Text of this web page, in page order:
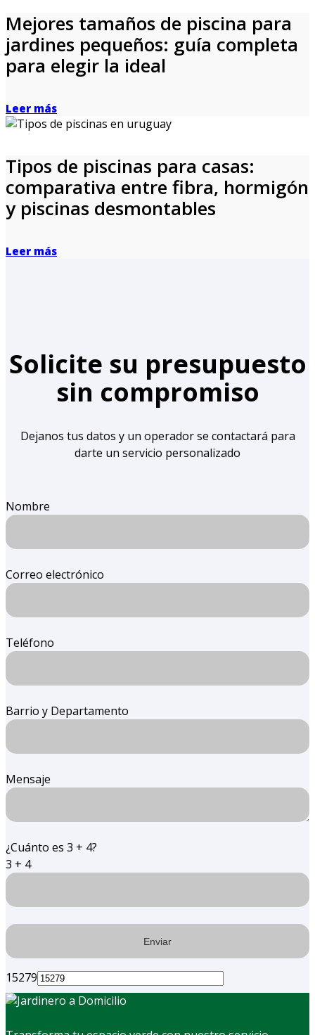
Mejores tamaños de piscina para
jardines pequeños: guía completa
para elegir la ideal
Leer más
Tipos de piscinas para casas:
comparativa entre fibra, hormigón
y piscinas desmontables
Leer más
Solicite su presupuesto
sin compromiso
Dejanos tus datos y un operador se contactará para
darte un servicio personalizado
Nombre
Correo electrónico
Teléfono
Barrio y Departamento
Mensaje
¿Cuánto es 3 + 4?
3 + 4
15279